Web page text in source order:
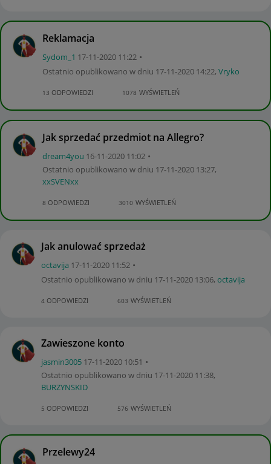
Reklamacja
Sydom_1 ‎17-11-2020 11:22
Ostatnio opublikowano w dniu ‎17-11-2020 14:22, Vryko
13 ODPOWIEDZI 1078 WYŚWIETLEŃ
Jak sprzedać przedmiot na Allegro?
dream4you ‎16-11-2020 11:02
Ostatnio opublikowano w dniu ‎17-11-2020 13:27,
xxSVENxx
8 ODPOWIEDZI 3010 WYŚWIETLEŃ
Jak anulować sprzedaż
octavija ‎17-11-2020 11:52
Ostatnio opublikowano w dniu ‎17-11-2020 13:06, octavija
4 ODPOWIEDZI 603 WYŚWIETLEŃ
Zawieszone konto
jasmin3005 ‎17-11-2020 10:51
Ostatnio opublikowano w dniu ‎17-11-2020 11:38,
BURZYNSKID
5 ODPOWIEDZI 576 WYŚWIETLEŃ
Przelewy24